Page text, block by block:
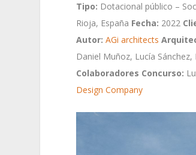
Tipo: Dotacional público –
Rioja, España Fecha: 2022
Autor: AGi architects
Daniel Muñoz, Lucía
Colaboradores Concurso:
Design Company